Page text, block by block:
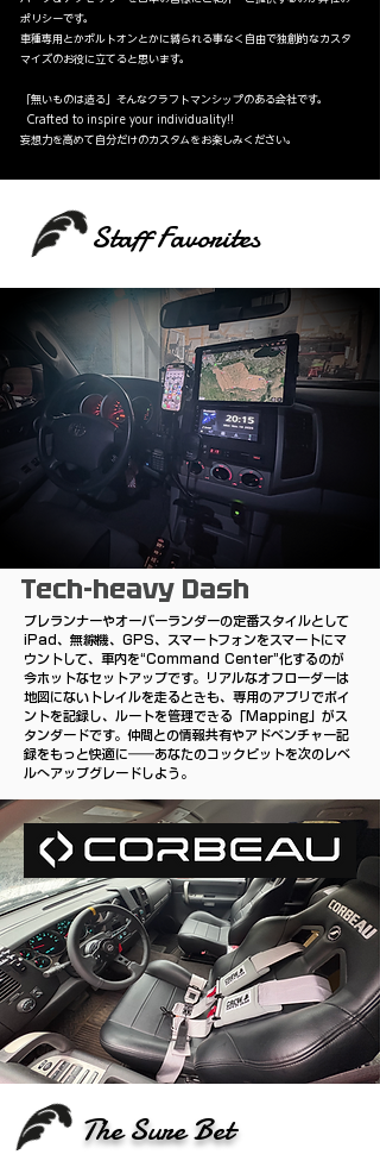
ポリシーです。
車種専用とかボルトオンとかに縛られる事なく自由で独創的なカスタ
マイズのお役に立てると思います。
​「無いものは造る」そんなクラフトマンシップのある会社です。
​ Crafted to inspire your individuality!!
​妄想力を高めて自分だけのカスタムをお楽しみください。
Staff Favorites
Tech-heavy Dash
プレランナーやオーバーランダーの定番スタイルとして
iPad、無線機、GPS、スマートフォンをスマートにマ
ウントして、車内を“Command Center”化するのが
今ホットなセットアップです。リアルなオフローダーは
地図にないトレイルを走るときも、専用のアプリでポイ
ントを記録し、ルートを管理できる「Mapping」がス
タンダードです。 仲間との情報共有やアドベンチャー記
録をもっと快適に――あなたのコックピットを次のレベ
ルへアップグレードしよう。
The Sure Bet